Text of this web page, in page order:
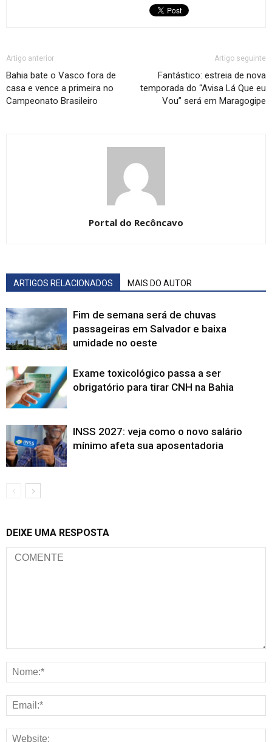
Artigo anterior
Bahia bate o Vasco fora de
casa e vence a primeira no
Campeonato Brasileiro
Artigo seguinte
Fantástico: estreia de nova
temporada do “Avisa Lá Que eu
Vou” será em Maragogipe
Portal do Recôncavo
ARTIGOS RELACIONADOS MAIS DO AUTOR
Fim de semana será de chuvas
passageiras em Salvador e baixa
umidade no oeste
Exame toxicológico passa a ser
obrigatório para tirar CNH na Bahia
INSS 2027: veja como o novo salário
mínimo afeta sua aposentadoria
DEIXE UMA RESPOSTA